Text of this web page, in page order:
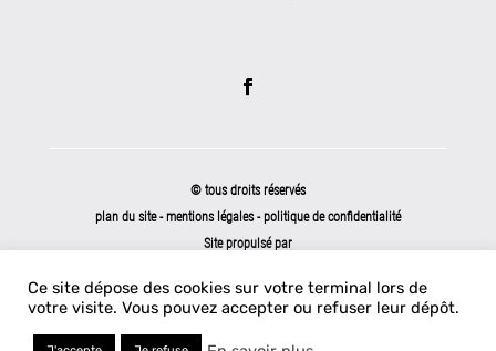
© tous droits réservés
plan du site-mentions légales -politique de confidentialité
Site propulsé par
Ce site dépose des cookies sur votre terminal lors de
votre visite. Vous pouvez accepter ou refuser leur dépôt.